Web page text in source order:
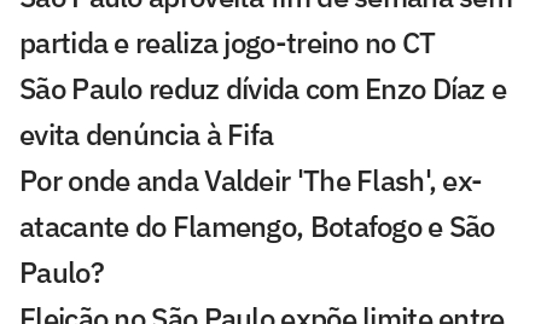
partida e realiza jogo-treino no CT
São Paulo reduz dívida com Enzo Díaz e
evita denúncia à Fifa
Por onde anda Valdeir 'The Flash', ex-
atacante do Flamengo, Botafogo e São
Paulo?